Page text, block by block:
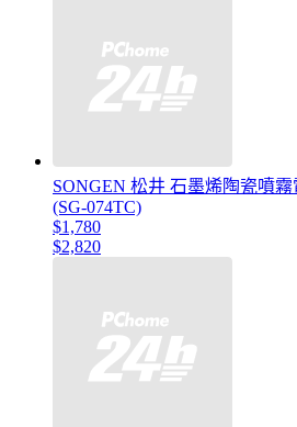
SONGEN 松井 石墨烯陶瓷噴
(SG-074TC)
$1,780
$2,820